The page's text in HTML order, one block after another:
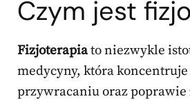
Czym jest
Fizjoterapiato niezwykle
medycyny, która koncentruje
przywracaniu oraz poprawie